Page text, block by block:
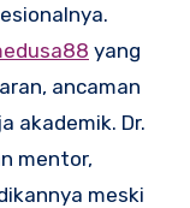
yang
ancaman
akademik. Dr.
mentor,
meski